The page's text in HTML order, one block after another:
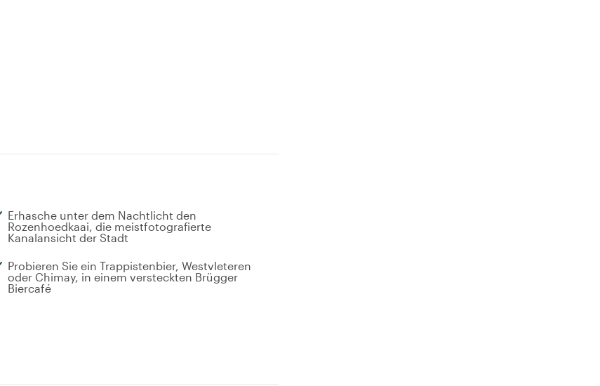
Erhasche unter dem Nachtlicht den
Rozenhoedkaai, die meistfotografierte
Kanalansicht der Stadt
Probieren Sie ein Trappistenbier, Westvleteren
oder Chimay, in einem versteckten Brügger
Biercafé